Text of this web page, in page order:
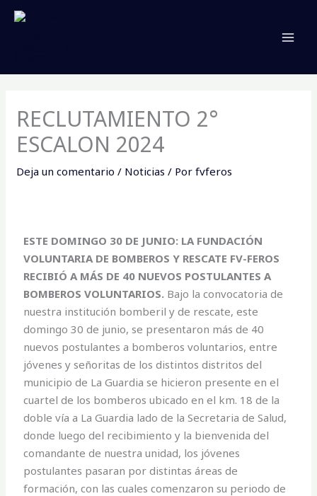
RECLUTAMIENTO 2°
ESCALON 2024
Deja un comentario / Noticias / Porfvferos
ESTE DOMINGO 30 DE JUNIO: LA FUNDACIÓN
VOLUNTARIA DE BOMBEROS Y RESCATE FV-FEROS
RECIBIÓ A MÁS DE 40 NUEVOS POSTULANTES A
BOMBEROS VOLUNTARIOS. Bajo la convocatoria de
nuestra institución bomberil y de rescate, este
domingo 30 de junio, se presentaron más de 40
nuevos postulantes a bomberos voluntarios, entre
jóvenes y señoritas de los distintos distritos del
municipio de La Guardia se hicieron presente en el
cuartel de los bomberos ubicado en el km. 18 de la
doble vía a La Guardia lado de la Secretaria de Salud,
donde luego del recibimiento y la bienvenida del
comandante de nuestra unidad, los jóvenes
postulantes pasaran por distintas áreas de
formación, con las cuales comenzaron su periodo de